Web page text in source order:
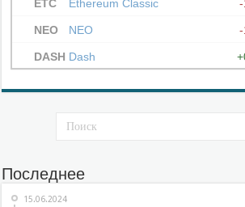
Последнее
15.06.2024